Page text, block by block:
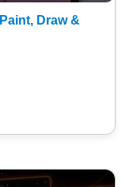
Draw &